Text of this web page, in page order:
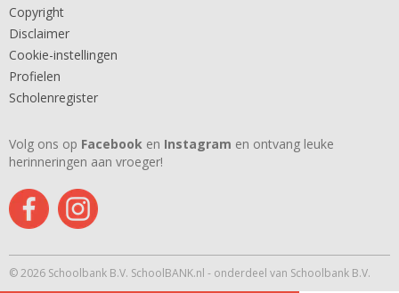
Copyright
Disclaimer
Cookie-instellingen
Profielen
Scholenregister
Volg ons op Facebook en Instagram en ontvang leuke
herinneringen aan vroeger!
© 2026 Schoolbank B.V. SchoolBANK.nl - onderdeel van Schoolbank B.V.